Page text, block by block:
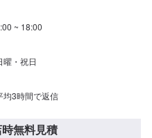
~ 18:00
曜・祝日
均3時間で返信
無料見積